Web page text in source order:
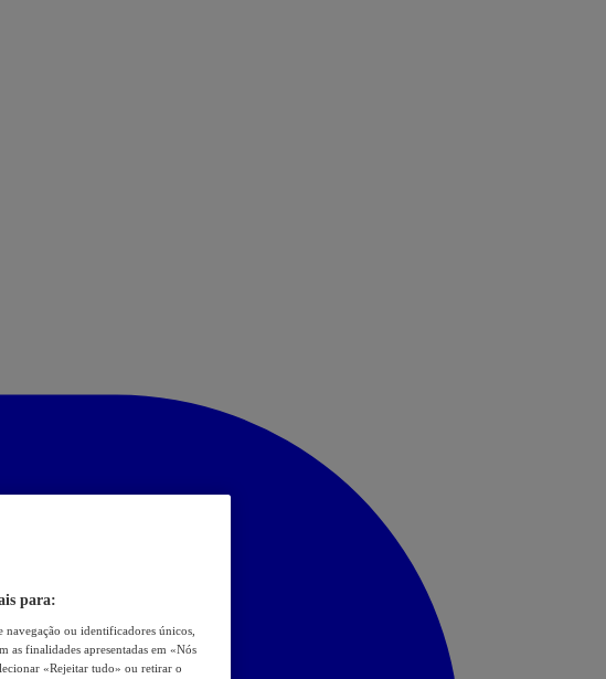
para:
navegação ou identificadores únicos,
as finalidades apresentadas em «Nós
«Rejeitar tudo» ou retirar o